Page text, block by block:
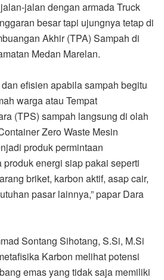
jalan dengan armada Truck
besar tapi ujungnya tetap di
Akhir (TPA) Sampah di
Medan Marelan.
efisien apabila sampah begitu
warga atau Tempat
(TPS) sampah langsung di olah
Zero Waste Mesin
produk permintaan
energi siap pakai seperti
briket, karbon aktif, asap cair,
pasar lainnya,” papar Dara
Sontang Sihotang, S.Si, M.Si
Karbon melihat potensi
emas yang tidak saja memiliki